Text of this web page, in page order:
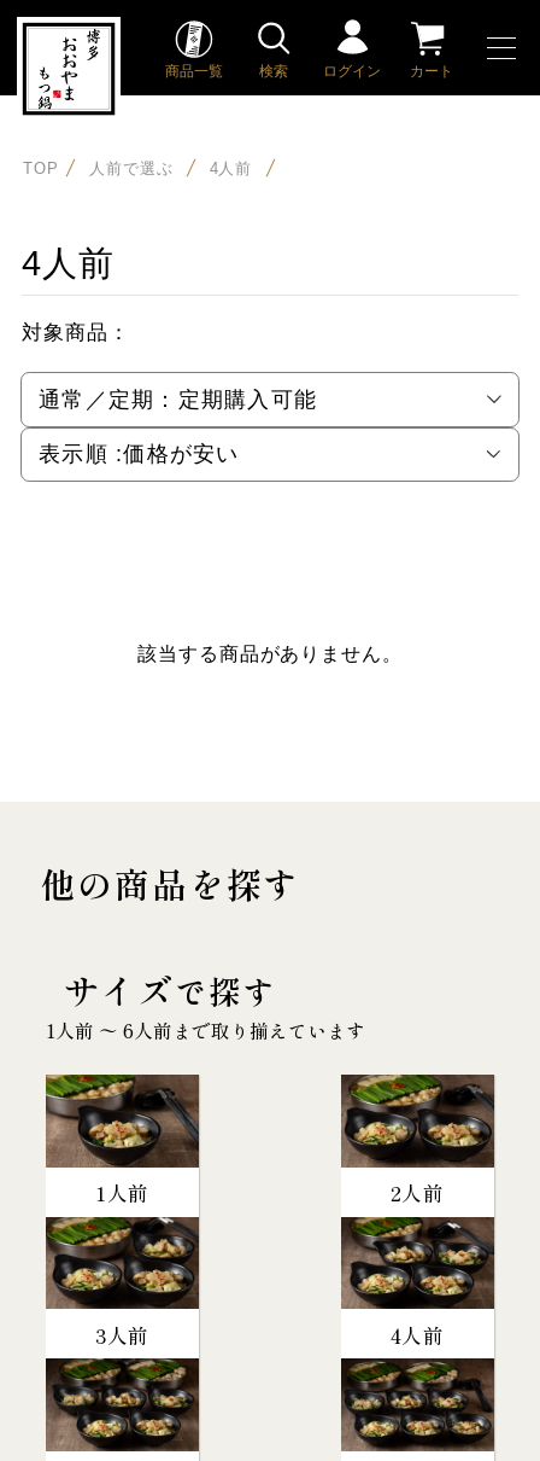
商品一覧 検索 ログイン カート
TOP 人前で選ぶ 4人前
4人前
対象商品：
通常／定期： 定期購入可能
表示順 :価格が安い
該当する商品がありません。
他の商品を探す
サイズで探す
1人前 〜 6人前まで取り揃えています
1人前 2人前
3人前 4人前